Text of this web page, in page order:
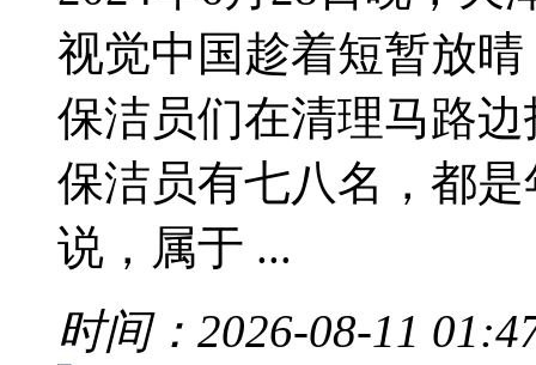
视觉中国趁着短暂放
保洁员们在清理马路
保洁员有七八名，都
说，属于 ...
时间：2026-08-11